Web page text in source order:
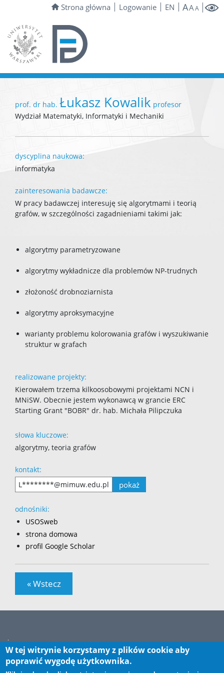
Strona główna Logowanie EN AAA
prof. dr hab. Łukasz Kowalik profesor
Wydział Matematyki, Informatyki i Mechaniki
dyscyplina naukowa:
informatyka
zainteresowania badawcze:
W pracy badawczej interesuję się algorytmami i teorią
grafów, w szczególności zagadnieniami takimi jak:
algorytmy parametryzowane
algorytmy wykładnicze dla problemów NP-trudnych
złożoność drobnoziarnista
algorytmy aproksymacyjne
warianty problemu kolorowania grafów i wyszukiwanie
struktur w grafach
realizowane projekty:
Kierowałem trzema kilkoosobowymi projektami NCN i
MNiSW. Obecnie jestem wykonawcą w grancie ERC
Starting Grant "BOBR" dr. hab. Michała Pilipczuka
słowa kluczowe:
algorytmy, teoria grafów
kontakt:
L********@mimuw.edu.pl
pokaż
odnośniki:
USOSweb
strona domowa
profil Google Scholar
« Wstecz
.
W tej witrynie korzystamy z plików cookie aby
poprawić wygodę użytkownika.